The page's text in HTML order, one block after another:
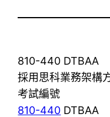
810-440 DTBAA
採用思科業務架構
考試編號
810-440 DTBAA